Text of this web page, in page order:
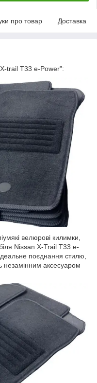
про товар Доставка
trail T33 e-Power":
велюрові килимки,
Nissan X-Trail T33 e-
поєднання стилю,
незамінним аксесуаром